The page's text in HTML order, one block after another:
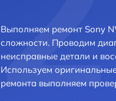
Выполняем ремонт Sony
сложности. Проводим
неисправные детали и
Используем
ремонта выполняем